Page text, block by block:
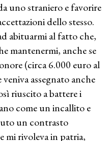
uno straniero e favorire
dello stesso.
abituarmi al fatto che,
mantenermi, anche se
(circa 6.000 euro al
assegnato anche
riuscito a battere i
come un incallito e
un contrasto
mi rivoleva in patria,